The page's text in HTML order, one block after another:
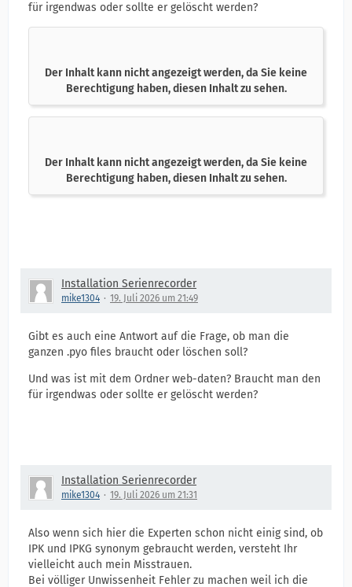
für irgendwas oder sollte er gelöscht werden?
Der Inhalt kann nicht angezeigt werden, da Sie keine
Berechtigung haben, diesen Inhalt zu sehen.
Der Inhalt kann nicht angezeigt werden, da Sie keine
Berechtigung haben, diesen Inhalt zu sehen.
Installation Serienrecorder
mike1304 19. Juli 2026 um 21:49
Gibt es auch eine Antwort auf die Frage, ob man die
ganzen .pyo files braucht oder löschen soll?
Und was ist mit dem Ordner web-daten? Braucht man den
für irgendwas oder sollte er gelöscht werden?
Installation Serienrecorder
mike1304 19. Juli 2026 um 21:31
Also wenn sich hier die Experten schon nicht einig sind, ob
IPK und IPKG synonym gebraucht werden, versteht Ihr
vielleicht auch mein Misstrauen.
Bei völliger Unwissenheit Fehler zu machen weil ich die